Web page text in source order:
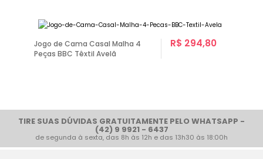
Jogo de Cama Casal Malha 4
Peças BBC Têxtil Avelã
R$ 294,80
TIRE SUAS DÚVIDAS GRATUITAMENTE PELO WHATSAPP -
(42) 9 9921 - 6437
de segunda à sexta, das 8h às 12h e das 13h30 às 18:00h